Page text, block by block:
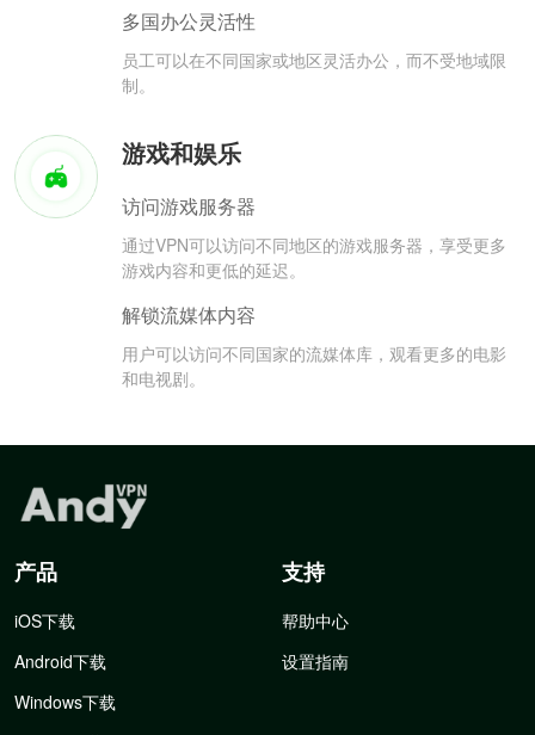
多国办公灵活性
员工可以在不同国家或地区灵活办公，而不受地域限
制。
游戏和娱乐
访问游戏服务器
通过VPN可以访问不同地区的游戏服务器，享受更多
游戏内容和更低的延迟。
解锁流媒体内容
用户可以访问不同国家的流媒体库，观看更多的电影
和电视剧。
产品
iOS下载
Android下载
Windows下载
支持
帮助中心
设置指南